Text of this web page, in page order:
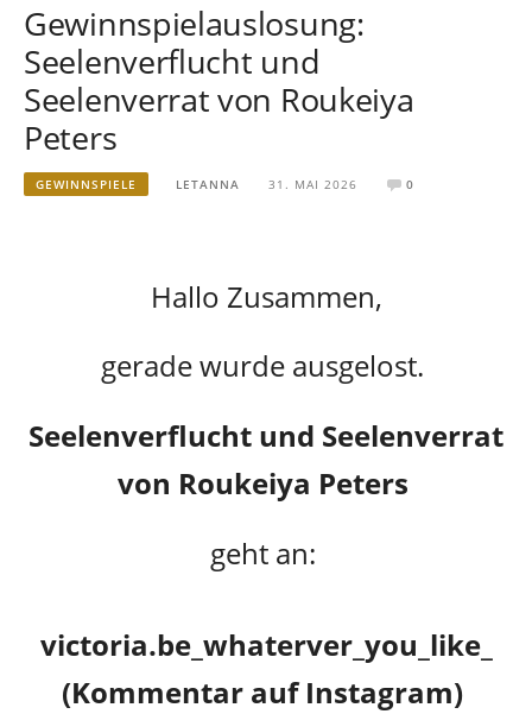
Gewinnspielauslosung:
Seelenverflucht und
Seelenverrat von Roukeiya
Peters
GEWINNSPIELE LETANNA 31. MAI 2026 0
Hallo Zusammen,
gerade wurde ausgelost.
Seelenverflucht und Seelenverrat
von Roukeiya Peters
geht an:
victoria.be_whaterver_you_like_
(Kommentar auf Instagram)